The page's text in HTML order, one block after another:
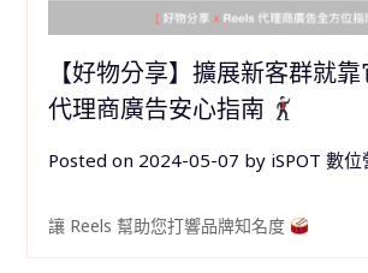
【好物分享】擴展新客群就
代理商廣告安心指南
Posted on 2024-05-07 by iSPOT 數
讓 Reels 幫助您打響品牌知名度